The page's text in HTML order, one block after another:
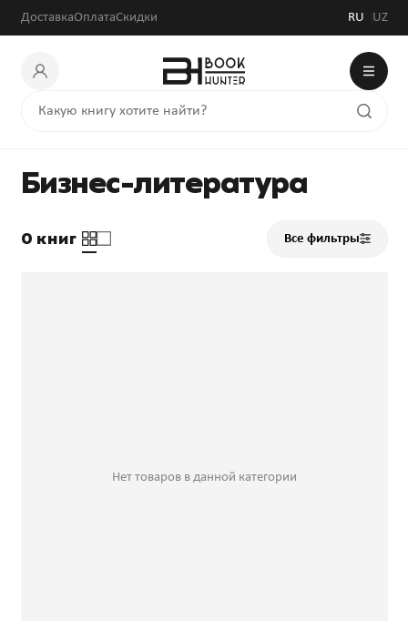
ДоставкаОплатаСкидки RU UZ
Бизнес-литература
0 книг Все фильтры
Нет товаров в данной категории